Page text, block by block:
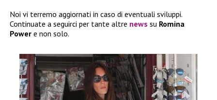
Noi vi terremo aggiornati in caso di eventuali sviluppi.
Continuate a seguirci per tante altre news su Romina
Power e non solo.